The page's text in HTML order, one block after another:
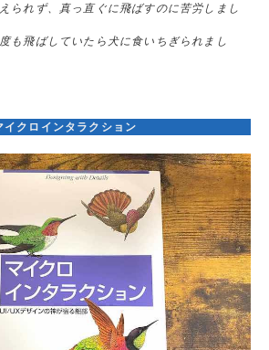
られず、真っ直ぐに飛ばすのに苦労しまし
も飛ばしていたら犬に食いちぎられまし
イクロインタラクション